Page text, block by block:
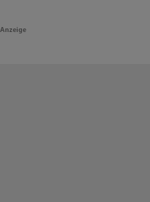
Anzeige